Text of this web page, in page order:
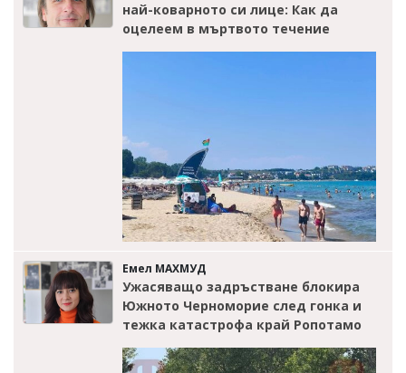
най-коварното си лице: Как да
оцелеем в мъртвото течение
Емел МАХМУД
Ужасяващо задръстване блокира
Южното Черноморие след гонка и
тежка катастрофа край Ропотамо